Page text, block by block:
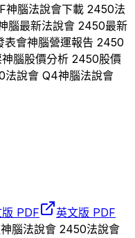
神腦法說會下載 2450法
腦最新法說會 2450最新
表會神腦營運報告 2450
神腦股價分析 2450股價
法說會 Q4神腦法說會
版 PDF
英文版 PDF
神腦法說會 2450法說會